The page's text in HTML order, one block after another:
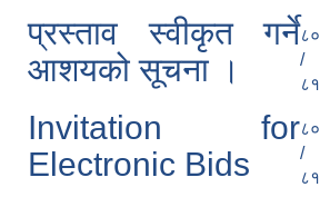
प्रस्ताव स्वीकृत गर्ने
आशयको सूचना ।
८०
/
८१
Invitation for
Electronic Bids
८०
/
८१